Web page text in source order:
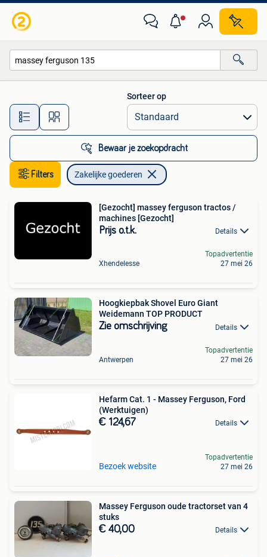
Alle afstanden…
Sorteer op
Bewaar je zoekopdracht
Filters Zakelijke goederen
[Gezocht] massey ferguson tractos /
machines [Gezocht]
Prijs o.t.k. Details
Xhendelesse
Topadvertentie
27 mei 26
Hoogkiepbak Shovel Euro Giant
Weidemann TOP PRODUCT
Zie omschrijving Details
Antwerpen
Topadvertentie
27 mei 26
Hefarm Cat. 1 - Massey Ferguson, Ford
(Werktuigen)
€ 124,67 Details
Bezoek website
Topadvertentie
27 mei 26
Massey Ferguson oude tractorset van 4
stuks
€ 40,00 Details